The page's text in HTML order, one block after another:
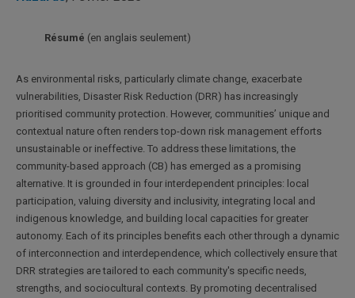
Résumé (en anglais seulement)
As environmental risks, particularly climate change, exacerbate
vulnerabilities, Disaster Risk Reduction (DRR) has increasingly
prioritised community protection. However, communities’ unique and
contextual nature often renders top-down risk management efforts
unsustainable or ineffective. To address these limitations, the
community-based approach (CB) has emerged as a promising
alternative. It is grounded in four interdependent principles: local
participation, valuing diversity and inclusivity, integrating local and
indigenous knowledge, and building local capacities for greater
autonomy. Each of its principles benefits each other through a dynamic
of interconnection and interdependence, which collectively ensure that
DRR strategies are tailored to each community's specific needs,
strengths, and sociocultural contexts. By promoting decentralised